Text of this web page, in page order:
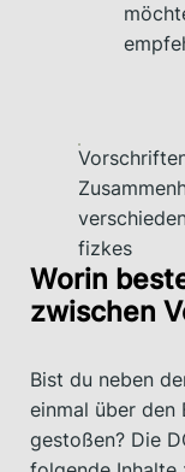
fizkes
Worin
zwischen
Bist du neben
einmal über den
gestoßen? Die